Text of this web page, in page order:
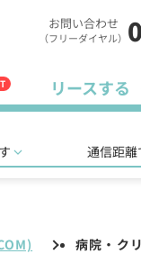
お問い合わせ
（フリーダイヤル）
リースする
通信距離
病院・ク